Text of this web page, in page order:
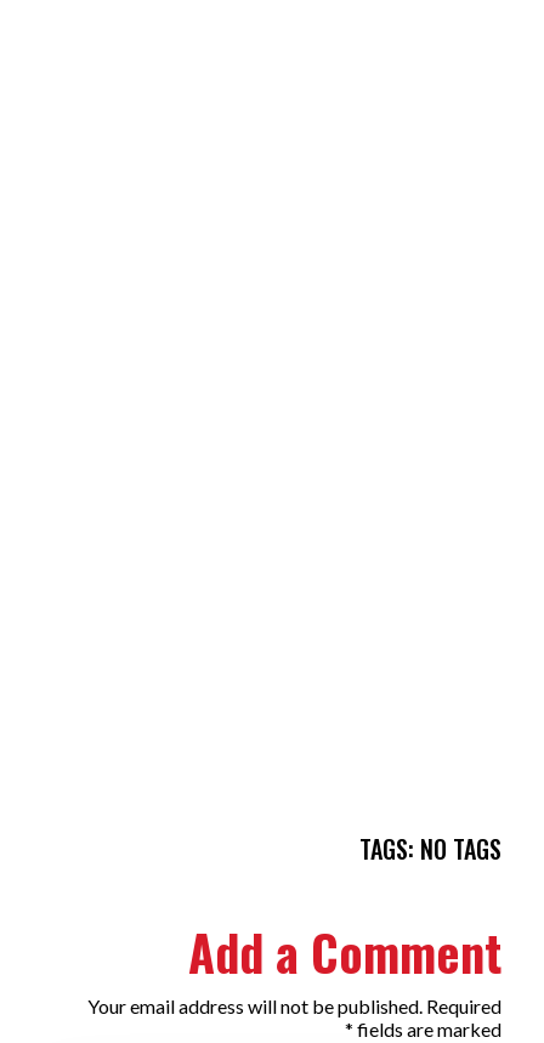
TAGS: NO TAGS
Add a Comment
Your email address will not be published. Required
fields are marked *